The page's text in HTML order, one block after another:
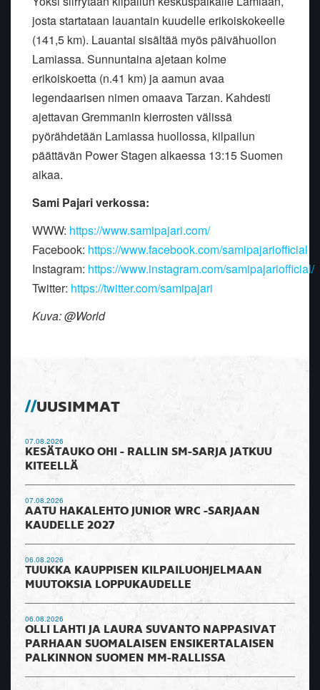
josta startataan lauantain kuudelle erikoiskokeelle
(141,5 km). Lauantai sisältää myös päivähuollon
Lamiassa. Sunnuntaina ajetaan kolme
erikoiskoetta (n.41 km) ja aamun avaa
legendaarisen nimen omaava Tarzan. Kahdesti
ajettavan Gremmanin kierrosten välissä
pyörähdetään Lamiassa huollossa, kilpailun
päättävän Power Stagen alkaessa 13:15 Suomen
aikaa.
Sami Pajari verkossa:
WWW: https://www.samipajari.com/
Facebook: https://www.facebook.com/samipajariofficial
Instagram: https://www.instagram.com/samipajariofficial/
Twitter: https://twitter.com/samipajari
Kuva: @World
UUSIMMAT
07.08.2026
KESÄTAUKO OHI - RALLIN SM-SARJA JATKUU
KITEELLÄ
07.08.2026
AATU HAKALEHTO JUNIOR WRC -SARJAAN
KAUDELLE 2027
06.08.2026
TUUKKA KAUPPISEN KILPAILUOHJELMAAN
MUUTOKSIA LOPPUKAUDELLE
06.08.2026
OLLI LAHTI JA LAURA SUVANTO NAPPASIVAT
PARHAAN SUOMALAISEN ENSIKERTALAISEN
PALKINNON SUOMEN MM-RALLISSA